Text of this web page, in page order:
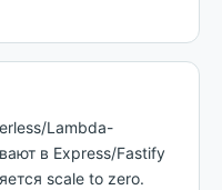
Lambda-
в Express/Fastify
scale to zero.